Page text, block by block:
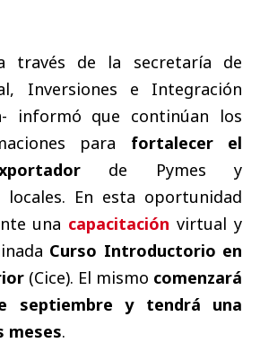
través de la secretaría de
Inversiones e Integración
informó que continúan los
para fortalecer el
de Pymes y
locales. En esta oportunidad
una capacitación virtual y
Curso Introductorio en
(Cice). El mismo comenzará
septiembre y tendrá una
meses.